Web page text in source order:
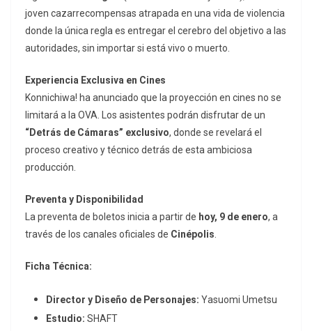
joven cazarrecompensas atrapada en una vida de violencia
donde la única regla es entregar el cerebro del objetivo a las
autoridades, sin importar si está vivo o muerto.
Experiencia Exclusiva en Cines
Konnichiwa! ha anunciado que la proyección en cines no se
limitará a la OVA. Los asistentes podrán disfrutar de un
“Detrás de Cámaras” exclusivo, donde se revelará el
proceso creativo y técnico detrás de esta ambiciosa
producción.
Preventa y Disponibilidad
La preventa de boletos inicia a partir de hoy, 9 de enero, a
través de los canales oficiales de Cinépolis
Ficha Técnica:
Director y Diseño de Personajes: Yasuomi Umetsu
Estudio: SHAFT